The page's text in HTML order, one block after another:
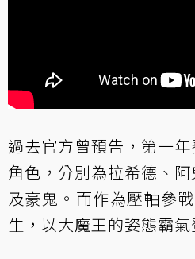
過去官方曾預告，第一
角色，分別為拉希德、
及豪鬼。而作為壓軸參
生，以大魔王的姿態霸氣